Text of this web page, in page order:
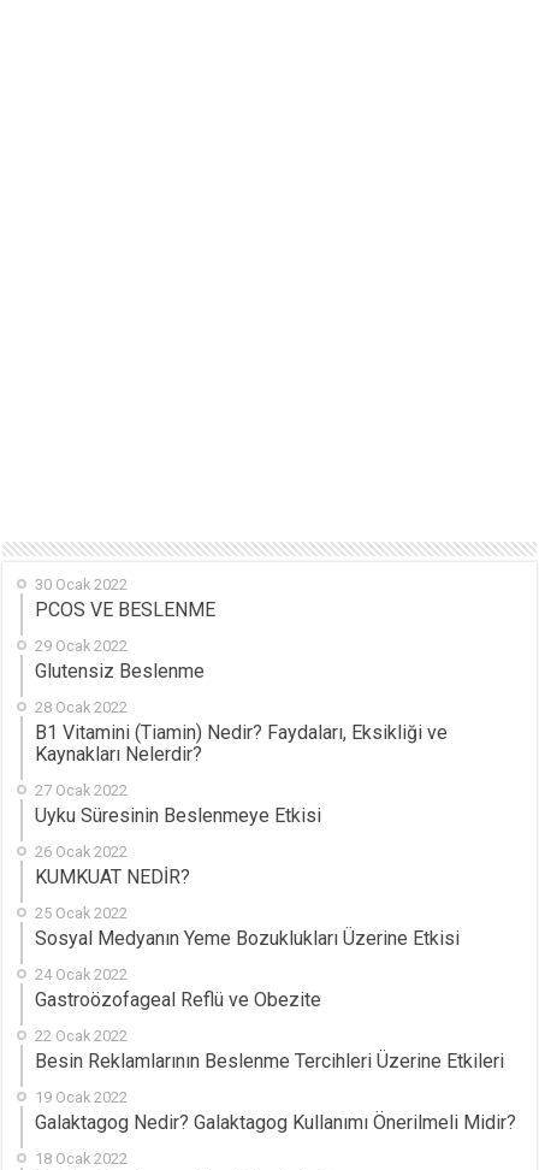
30 Ocak 2022
PCOS VE BESLENME
29 Ocak 2022
Glutensiz Beslenme
28 Ocak 2022
B1 Vitamini (Tiamin) Nedir? Faydaları, Eksikliği ve
Kaynakları Nelerdir?
27 Ocak 2022
Uyku Süresinin Beslenmeye Etkisi
26 Ocak 2022
KUMKUAT NEDİR?
25 Ocak 2022
Sosyal Medyanın Yeme Bozuklukları Üzerine Etkisi
24 Ocak 2022
Gastroözofageal Reflü ve Obezite
22 Ocak 2022
Besin Reklamlarının Beslenme Tercihleri Üzerine Etkileri
19 Ocak 2022
Galaktagog Nedir? Galaktagog Kullanımı Önerilmeli Midir?
18 Ocak 2022